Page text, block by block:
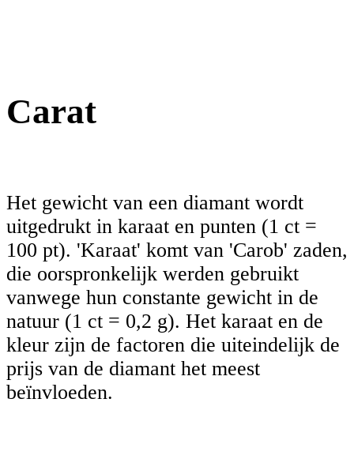
Carat
Het gewicht van een diamant wordt
uitgedrukt in karaat en punten (1 ct =
100 pt). 'Karaat' komt van 'Carob' zaden,
die oorspronkelijk werden gebruikt
vanwege hun constante gewicht in de
natuur (1 ct = 0,2 g). Het karaat en de
kleur zijn de factoren die uiteindelijk de
prijs van de diamant het meest
beïnvloeden.